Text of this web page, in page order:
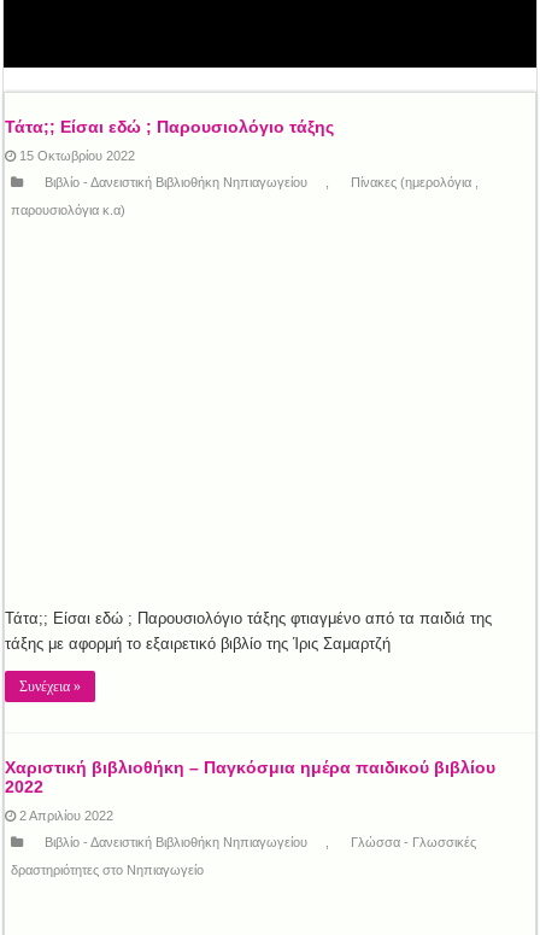
Τάτα;; Είσαι εδώ ; Παρουσιολόγιο τάξης
15 Οκτωβρίου 2022
Βιβλίο - Δανειστική Βιβλιοθήκη Νηπιαγωγείου
Πίνακες (ημερολόγια ,
παρουσιολόγια κ.α)
Τάτα;; Είσαι εδώ ; Παρουσιολόγιο τάξης φτιαγμένο από τα παιδιά της
τάξης με αφορμή το εξαιρετικό βιβλίο της Ίρις Σαμαρτζή
Συνέχεια »
Χαριστική βιβλιοθήκη – Παγκόσμια ημέρα παιδικού βιβλίου
2022
2 Απριλίου 2022
Βιβλίο - Δανειστική Βιβλιοθήκη Νηπιαγωγείου
Γλώσσα - Γλωσσικές
δραστηριότητες στο Νηπιαγωγείο